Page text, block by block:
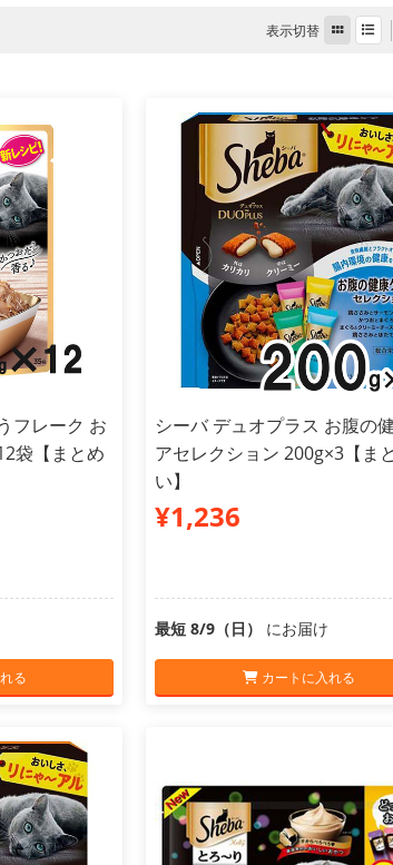
表示切替
フレーク お
袋【まとめ
る
シーバ デュオプラス お腹の
アセレクション 200g×3【ま
い】
¥1,236
最短 8/9（日） にお届け
カートに入れる